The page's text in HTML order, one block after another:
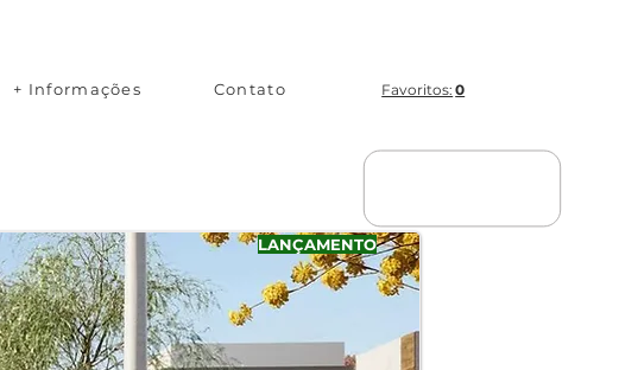
+ Informações Contato Favoritos: 0
LANÇAMENTO